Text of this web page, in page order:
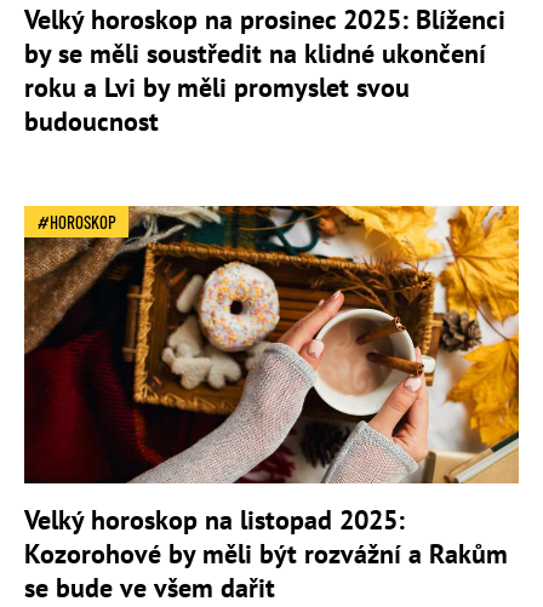
Velký horoskop na prosinec 2025: Blíženci
by se měli soustředit na klidné ukončení
roku a Lvi by měli promyslet svou
budoucnost
HOROSKOP
Velký horoskop na listopad 2025:
Kozorohové by měli být rozvážní a Rakům
se bude ve všem dařit